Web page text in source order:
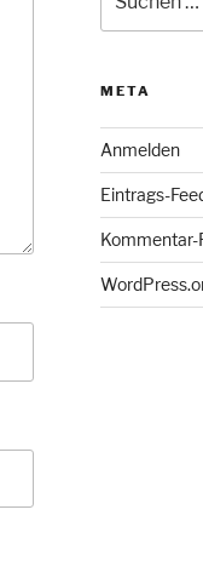
nach:
META
Anmelden
Eintrags-
Kommentar-